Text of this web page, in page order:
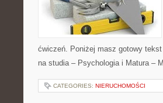
ćwiczeń. Poniżej masz gotowy
na studia – Psychologia i Matura –
CATEGORIES: NIERUCHOMOŚCI